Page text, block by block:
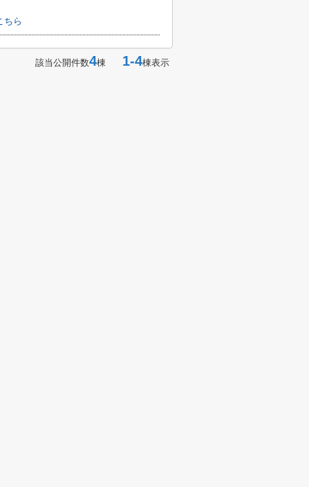
ちら
該当公開件数4棟 1-4棟表示